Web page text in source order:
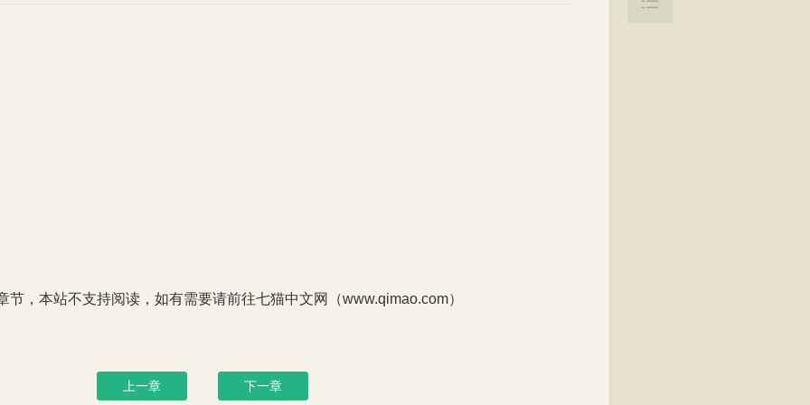
节，本站不支持阅读，如有需要请前往七猫中文网（www.qimao.com）
上一章 下一章